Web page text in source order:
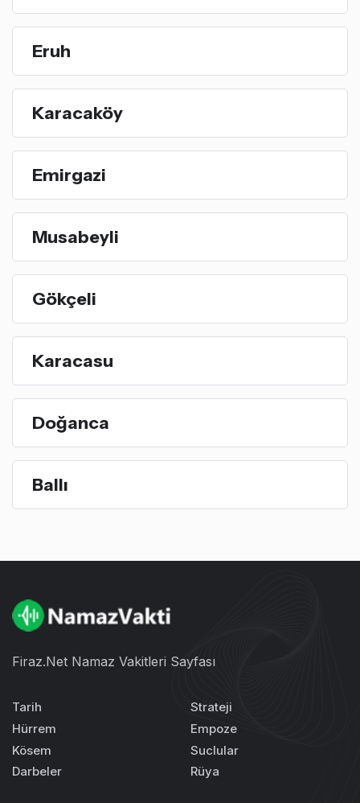
Eruh
Karacaköy
Emirgazi
Musabeyli
Gökçeli
Karacasu
Doğanca
Ballı
Firaz.Net Namaz Vakitleri Sayfası
Tarih
Hürrem
Kösem
Darbeler
Strateji
Empoze
Suclular
Rüya